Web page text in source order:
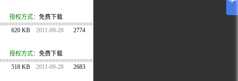
授权方式： 免费下载
620 KB 2011-09-28
2774
授权方式： 免费下载
518 KB 2011-09-28
2683